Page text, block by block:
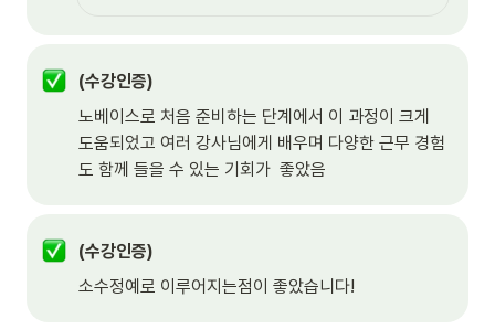
(수강인증)
노베이스로 처음 준비하는 단계에서 이 과정이 크게
도움되었고 여러 강사님에게 배우며 다양한 근무 경험
도 함께 들을 수 있는 기회가  좋았음
(수강인증)
소수정예로 이루어지는점이 좋았습니다!